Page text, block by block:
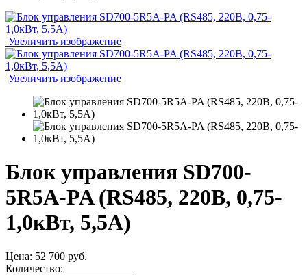
Увеличить изображение
Увеличить изображение
Блок управления SD700-
5R5A-PA (RS485, 220В, 0,75-
1,0кВт, 5,5А)
Цена: 52 700 руб.
Количество: